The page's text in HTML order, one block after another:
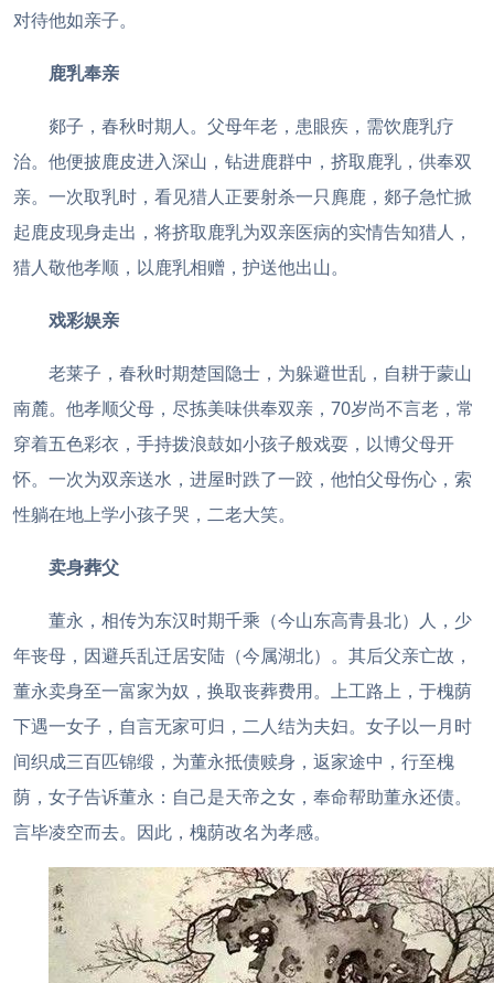
对待他如亲子。
鹿乳奉亲
郯子，春秋时期人。父母年老，患眼疾，需饮鹿乳疗
治。他便披鹿皮进入深山，钻进鹿群中，挤取鹿乳，供奉双
亲。一次取乳时，看见猎人正要射杀一只麂鹿，郯子急忙掀
起鹿皮现身走出，将挤取鹿乳为双亲医病的实情告知猎人，
猎人敬他孝顺，以鹿乳相赠，护送他出山。
戏彩娱亲
老莱子，春秋时期楚国隐士，为躲避世乱，自耕于蒙山
南麓。他孝顺父母，尽拣美味供奉双亲，70岁尚不言老，常
穿着五色彩衣，手持拨浪鼓如小孩子般戏耍，以博父母开
怀。一次为双亲送水，进屋时跌了一跤，他怕父母伤心，索
性躺在地上学小孩子哭，二老大笑。
卖身葬父
董永，相传为东汉时期千乘（今山东高青县北）人，少
年丧母，因避兵乱迁居安陆（今属湖北）。其后父亲亡故，
董永卖身至一富家为奴，换取丧葬费用。上工路上，于槐荫
下遇一女子，自言无家可归，二人结为夫妇。女子以一月时
间织成三百匹锦缎，为董永抵债赎身，返家途中，行至槐
荫，女子告诉董永：自己是天帝之女，奉命帮助董永还债。
言毕凌空而去。因此，槐荫改名为孝感。